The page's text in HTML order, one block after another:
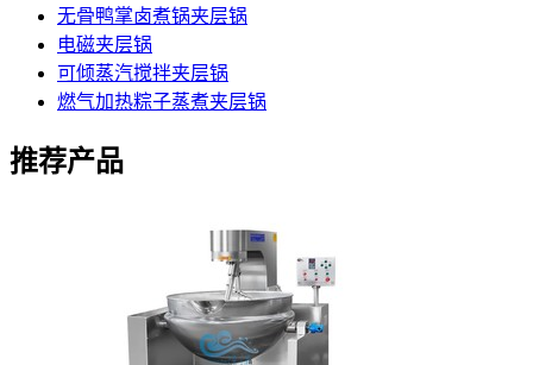
无骨鸭掌卤煮锅夹层锅
电磁夹层锅
可倾蒸汽搅拌夹层锅
燃气加热粽子蒸煮夹层锅
推荐产品